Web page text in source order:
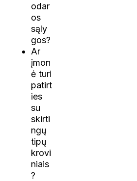
odar
os
sąly
gos?
Ar
įmon
ė turi
patirt
ies
su
skirti
ngų
tipų
krovi
niais
?